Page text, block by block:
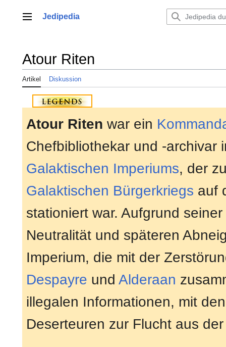
springenHauptmenü
Jedipedia
Atour Riten
Artikel Diskussion
Atour Riten war ein
Chefbibliothekar und -archivar
Galaktischen Imperiums, der
Galaktischen Bürgerkriegs auf
stationiert war. Aufgrund
Neutralität und späteren
Imperium, die mit der
Despayre und Alderaan
illegalen Informationen, mit
Deserteuren zur Flucht aus